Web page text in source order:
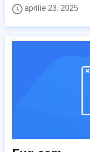
aprilie 23, 2025